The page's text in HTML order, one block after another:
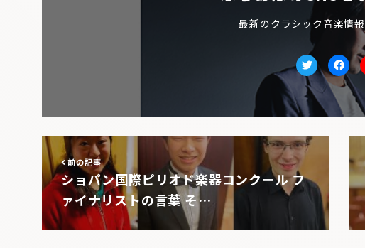
最新のクラシック音楽情
Twitter
前の記事
ショパン国際ピリオド楽器コンクール フ
ァイナリストの言葉 そ…